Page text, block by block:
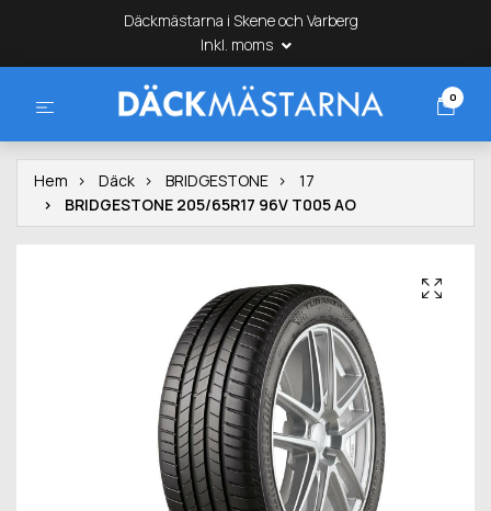
Däckmästarna i Skene och Varberg
Inkl. moms
0
Hem Däck BRIDGESTONE
17
BRIDGESTONE 205/65R17 96V T005 AO